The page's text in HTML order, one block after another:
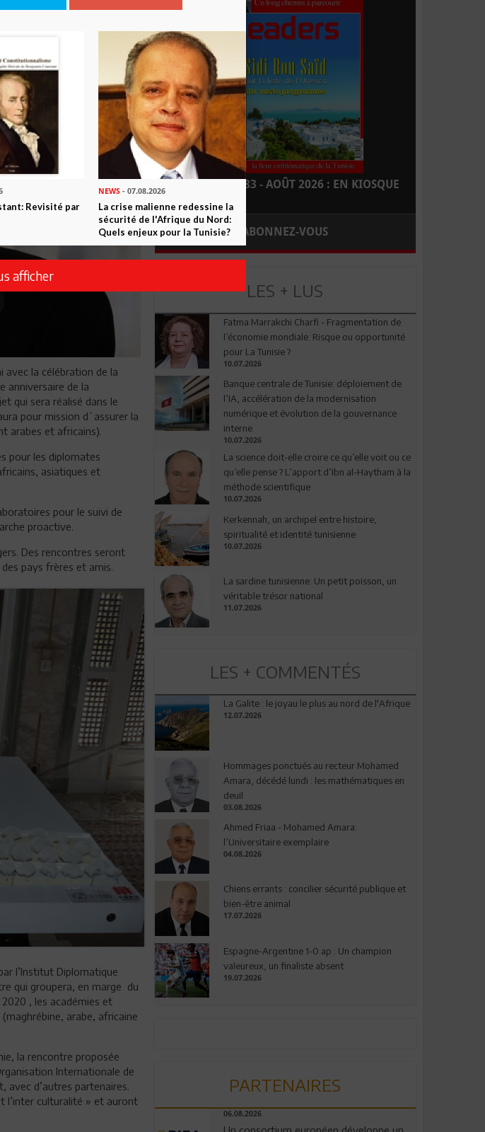
avec la célébration de la
anniversaire de la
qui sera réalisé dans le
pour mission d`assurer la
arabes et africains).
pour les diplomates
asiatiques et
pour le suivi de
proactive.
Des rencontres seront
pays frères et amis.
l’Institut Diplomatique
qui groupera, en marge du
, les académies et
arabe, africaine
la rencontre proposée
Internationale de
avec d’autres partenaires.
l’inter culturalité » et auront
LEADERS N° 183 - AOÛT 2026 : EN KIOSQUE
ABONNEZ-VOUS
LES + LUS
Fatma Marrakchi Charfi - Fragmentation de
l’économie mondiale: Risque ou opportunité
pour La Tunisie ?
10.07.2026
Banque centrale de Tunisie: déploiement de
l’IA, accélération de la modernisation
numérique et évolution de la gouvernance
interne
10.07.2026
La science doit-elle croire ce qu’elle voit ou ce
qu’elle pense ? L’apport d’Ibn al-Haytham à la
méthode scientifique
10.07.2026
Kerkennah, un archipel entre histoire,
spiritualité et identité tunisienne
10.07.2026
La sardine tunisienne: Un petit poisson, un
véritable trésor national
11.07.2026
LES + COMMENTÉS
La Galite : le joyau le plus au nord de l'Afrique
12.07.2026
Hommages ponctués au recteur Mohamed
Amara, décédé lundi : les mathématiques en
deuil
03.08.2026
Ahmed Friaa - Mohamed Amara:
l’Universitaire exemplaire
04.08.2026
Chiens errants : concilier sécurité publique et
bien-être animal
17.07.2026
Espagne-Argentine 1-0 ap : Un champion
valeureux, un finaliste absent
19.07.2026
PARTENAIRES
06.08.2026
Revisité par
NEWS- 07.08.2026
La crise malienne redessine la
sécurité de l'Afrique du Nord:
Quels enjeux pour la Tunisie?
afficher